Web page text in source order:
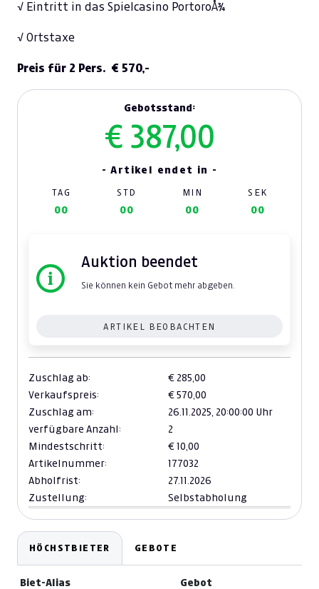
√ Eintritt in das Spielcasino PortoroÅ¾
√ Ortstaxe
Preis für 2 Pers. € 570,-
Gebotsstand:
€ 387,00
- Artikel endet in -
TAG STD MIN SEK
00 00 00 00
Auktion beendet
Sie können kein Gebot mehr abgeben.
ARTIKEL BEOBACHTEN
Zuschlag ab:
€ 285,00
Verkaufspreis:
€ 570,00
Zuschlag am:
26.11.2025, 20:00:00 Uhr
verfügbare Anzahl:
2
Mindestschritt:
€ 10,00
Artikelnummer:
177032
Abholfrist:
27.11.2026
Zustellung:
Selbstabholung
HÖCHSTBIETER GEBOTE
Biet-Alias Gebot